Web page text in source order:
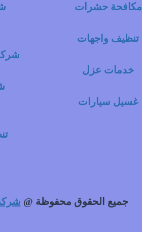
مكافحة حشرات
تنظيف واجهات
خدمات عزل
غسيل سيارات
جميع الحقوق محفوظة @